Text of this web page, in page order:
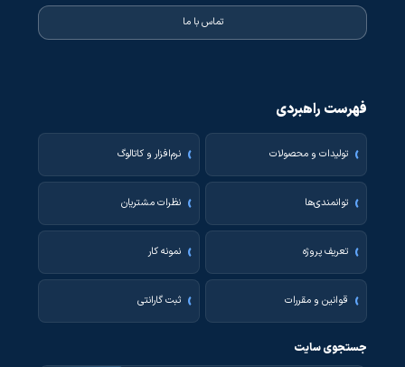
تماس با ما
فهرست راهبردی
تولیدات و محصولات نرم‌افزار و کاتالوگ
توانمندی‌ها نظرات مشتریان
تعریف پروژه نمونه کار
قوانین و مقررات ثبت گارانتی
جستجوی سایت